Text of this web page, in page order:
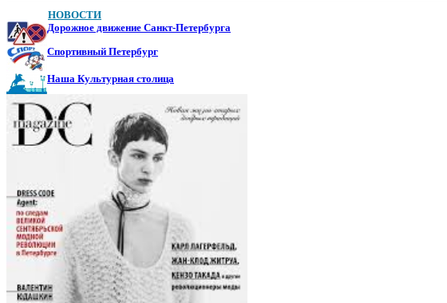
НОВОСТИ
Дорожное движение Санкт-Петербурга
Спортивный Петербург
Наша Культурная столица